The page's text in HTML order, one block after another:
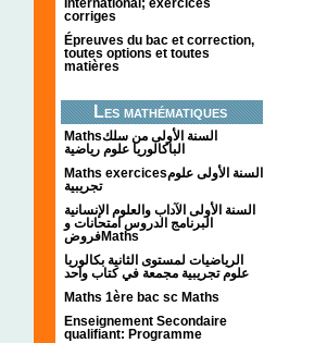
International; exercices
corriges
Épreuves du bac et correction,
toutes options et toutes
matières
Les mathématiques
Mathsالسنة الأولى من سلك
الباكالوريا علوم رياضية
Maths exercicesالسنة الأولى علوم
تجريبية
السنة الأولى الآداب والعلوم الإنسانية
البرنامج الدروس امتحانات و
فروضMaths
الرياضيات لمستوى الثانية بكالوريا
علوم تجريبية مجمعة في كتاب واحد
Maths 1ère bac sc Maths
Enseignement Secondaire
qualifiant: Programme